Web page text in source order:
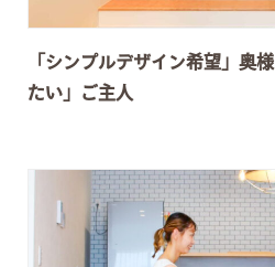
「シンプルデザイン希望」奥様 ×「木の雰囲気を出し
たい」ご主人